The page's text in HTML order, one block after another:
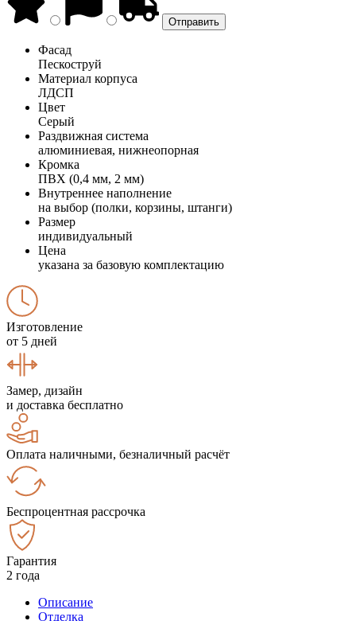
Фасад
Пескоструй
Материал корпуса
ЛДСП
Цвет
Серый
Раздвижная система
алюминиевая, нижнеопорная
Кромка
ПВХ (0,4 мм, 2 мм)
Внутреннее наполнение
на выбор (полки, корзины, штанги)
Размер
индивидуальный
Цена
указана за базовую комплектацию
Изготовление
от 5 дней
Замер, дизайн
и доставка бесплатно
Оплата наличными, безналичный расчёт
Беспроцентная рассрочка
Гарантия
2 года
Описание
Отделка